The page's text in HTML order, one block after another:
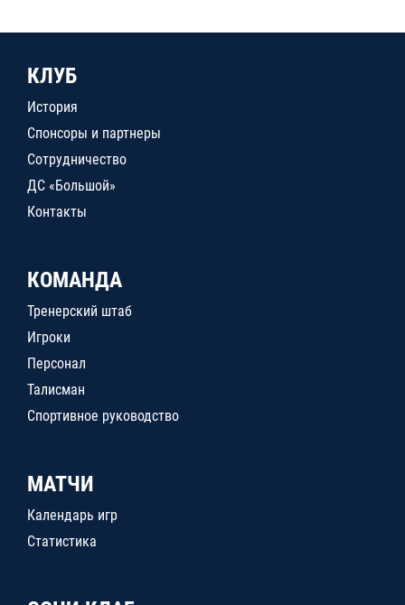
КЛУБ
История
Спонсоры и партнеры
Сотрудничество
ДС «Большой»
Контакты
КОМАНДА
Тренерский штаб
Игроки
Персонал
Талисман
Спортивное руководство
МАТЧИ
Календарь игр
Статистика